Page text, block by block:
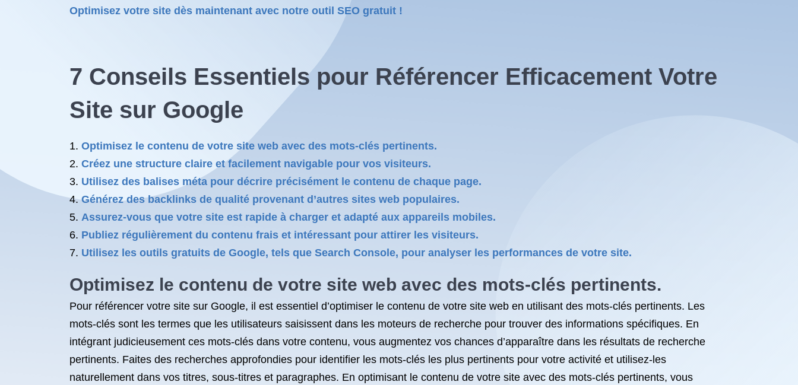
Optimisez votre site dès maintenant avec notre outil SEO gratuit !
7 Conseils Essentiels pour Référencer Efficacement Votre
Site sur Google
Optimisez le contenu de votre site web avec des mots-clés pertinents.
Créez une structure claire et facilement navigable pour vos visiteurs.
Utilisez des balises méta pour décrire précisément le contenu de chaque page.
Générez des backlinks de qualité provenant d’autres sites web populaires.
Assurez-vous que votre site est rapide à charger et adapté aux appareils mobiles.
Publiez régulièrement du contenu frais et intéressant pour attirer les visiteurs.
Utilisez les outils gratuits de Google, tels que Search Console, pour analyser les performances de votre site.
Optimisez le contenu de votre site web avec des mots-clés pertinents.
Pour référencer votre site sur Google, il est essentiel d’optimiser le contenu de votre site web en utilisant des mots-clés pertinents. Les
mots-clés sont les termes que les utilisateurs saisissent dans les moteurs de recherche pour trouver des informations spécifiques. En
intégrant judicieusement ces mots-clés dans votre contenu, vous augmentez vos chances d’apparaître dans les résultats de recherche
pertinents. Faites des recherches approfondies pour identifier les mots-clés les plus pertinents pour votre activité et utilisez-les
naturellement dans vos titres, sous-titres et paragraphes. En optimisant le contenu de votre site avec des mots-clés pertinents, vous